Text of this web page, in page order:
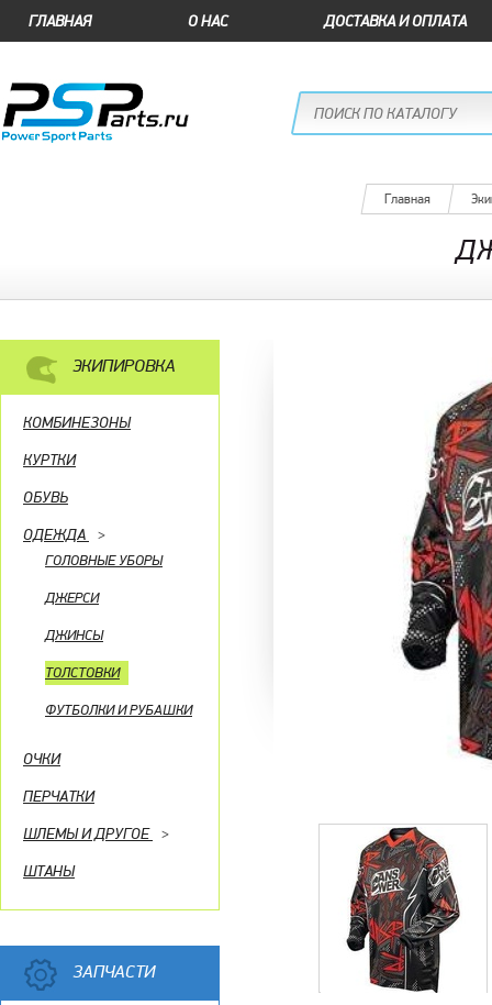
ГЛАВНАЯ О НАС ДОСТАВКА И ОПЛАТА
Главная
ЭКИПИРОВКА
КОМБИНЕЗОНЫ
КУРТКИ
ОБУВЬ
ОДЕЖДА
>
ГОЛОВНЫЕ УБОРЫ
ДЖЕРСИ
ДЖИНСЫ
ТОЛСТОВКИ
ФУТБОЛКИ И РУБАШКИ
ОЧКИ
ПЕРЧАТКИ
ШЛЕМЫ И ДРУГОЕ >
ШТАНЫ
ЗАПЧАСТИ